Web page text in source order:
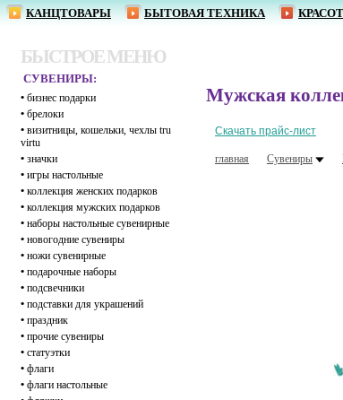
КАНЦТОВАРЫ БЫТОВАЯ ТЕХНИКА
БЫСТРОЕ МЕНЮ
СУВЕНИРЫ:
• бизнес подарки
• брелоки
• визитницы, кошельки, чехлы tru
virtu
• значки
• игры настольные
• коллекция женских подарков
• коллекция мужских подарков
• наборы настольные сувенирные
• новогодние сувениры
• ножи сувенирные
• подарочные наборы
• подсвечники
• подставки для украшений
• праздник
• прочие сувениры
• статуэтки
• флаги
• флаги настольные
Мужская
Скачать прайс-лист
главная Сувениры